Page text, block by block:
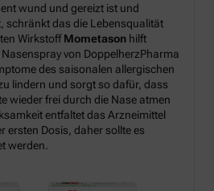
wund und gereizt ist und
schränkt das die Lebensqualität
WirkstoffMometason hilft
von DoppelherzPharma
des saisonalen allergischen
lindern und sorgt so dafür, dass
wieder frei durch die Nase atmen
entfaltet das Arzneimittel
ersten Dosis, daher sollte es
werden.